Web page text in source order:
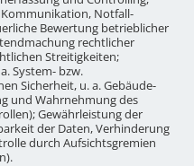
Notfall-
Bewertung betrieblicher
rechtlicher
Streitigkeiten;
System- bzw.
Sicherheit, u. a. Gebäude-
und Wahrnehmung des
Gewährleistung der
der Daten, Verhinderung
durch Aufsichtsgremien